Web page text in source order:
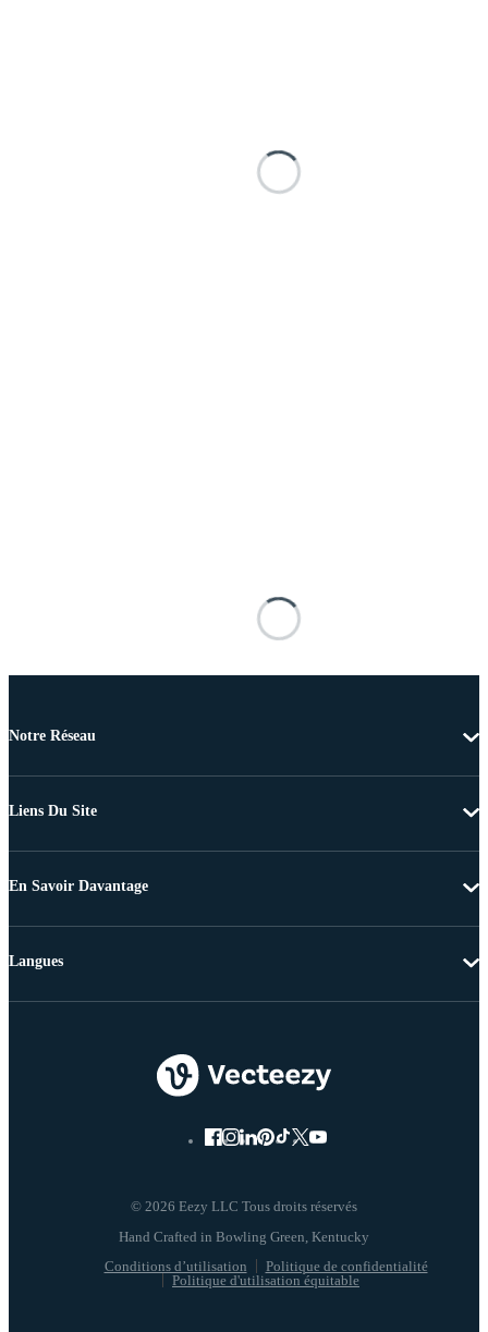
Notre Réseau
Liens Du Site
En Savoir Davantage
© 2026 Eezy LLC Tous droits réservés
Conditions d’utilisation
Politique de confidentialité
Politique d'utilisation équitable
Langues